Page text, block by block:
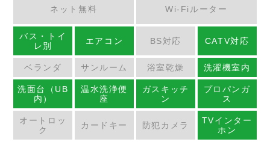
ネット無料 Wi-Fiルーター
バス・トイ
レ別
エアコン BS対応 CATV対応
ベランダ サンルーム 浴室乾燥 洗濯機室内
洗面台（UB
内）
温水洗浄便
座
ガスキッチ
ン
プロパンガ
ス
オートロッ
ク
カードキー 防犯カメラ
TVインター
ホン